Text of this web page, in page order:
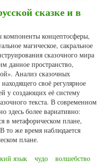
сказке и в
компоненты концептосферы,
магическое, сакральное
сказочного мира
данное пространство,
Анализ сказочных
своё регулярное
у создающих её систему
текста. В современном
здесь более вариативно:
в метафорическом плане,
то же время наблюдается
плане.
язык чудо волшебство